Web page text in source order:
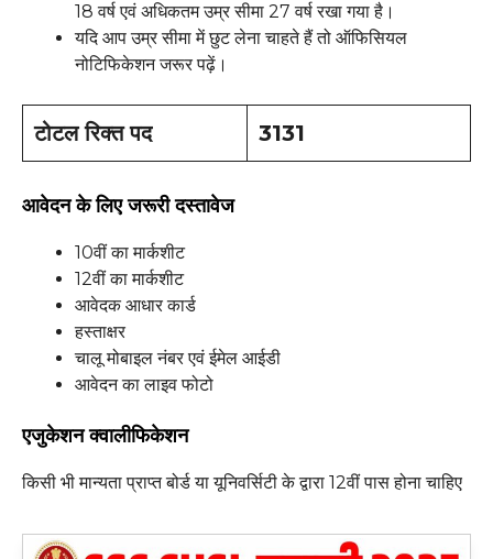
18 वर्ष एवं अधिकतम उम्र सीमा 27 वर्ष रखा गया है।
यदि आप उम्र सीमा में छुट लेना चाहते हैं तो ऑफिसियल
नोटिफिकेशन जरूर पढ़ें।
टोटल रिक्त पद 3131
आवेदन के लिए जरूरी दस्तावेज
10वीं का मार्कशीट
12वीं का मार्कशीट
आवेदक आधार कार्ड
हस्ताक्षर
चालू मोबाइल नंबर एवं ईमेल आईडी
आवेदन का लाइव फोटो
एजुकेशन क्वालीफिकेशन
किसी भी मान्यता प्राप्त बोर्ड या यूनिवर्सिटी के द्वारा 12वीं पास होना चाहिए